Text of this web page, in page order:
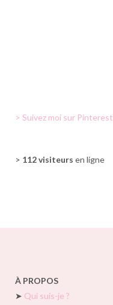
> Suivez moi sur Pinterest
> 112 visiteurs en ligne
À PROPOS
➤ Qui suis-je ?